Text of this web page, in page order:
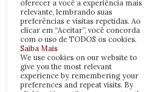
e Radioso(2019). Sua vida pública está
controvérsias, dentre elas a defesa à
Reino Unido, e a declaração de que as
não deveriam ser ditadas pelo
acusado de antissemitismo por ser
numa rede social que compartilhava
comunidade judaica. Em sua defesa,
membro do grupo nas redes não
publicações. Seu novo livro –Como
oferecer a você a experiência mais
relevante, lembrando suas
preferências e visitas repetidas. Ao
clicar em “Aceitar”, você concorda
com o uso de TODOS os cookies.
Saiba Mais
We use cookies on our website to
give you the most relevant
experience by remembering your
preferences and repeat visits. By